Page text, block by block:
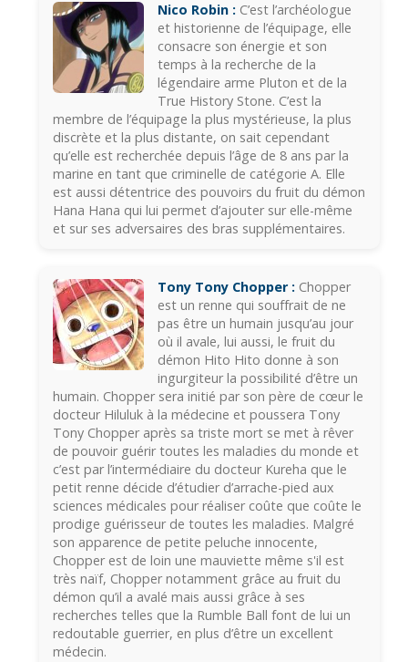
Nico Robin : C’est l’archéologue
et historienne de l’équipage, elle
consacre son énergie et son
temps à la recherche de la
légendaire arme Pluton et de la
True History Stone. C’est la
membre de l’équipage la plus mystérieuse, la plus
discrète et la plus distante, on sait cependant
qu’elle est recherchée depuis l’âge de 8 ans par la
marine en tant que criminelle de catégorie A. Elle
est aussi détentrice des pouvoirs du fruit du démon
Hana Hana qui lui permet d’ajouter sur elle-même
et sur ses adversaires des bras supplémentaires.
Tony Tony Chopper : Chopper
est un renne qui souffrait de ne
pas être un humain jusqu’au jour
où il avale, lui aussi, le fruit du
démon Hito Hito donne à son
ingurgiteur la possibilité d’être un
humain. Chopper sera initié par son père de cœur le
docteur Hiluluk à la médecine et poussera Tony
Tony Chopper après sa triste mort se met à rêver
de pouvoir guérir toutes les maladies du monde et
c’est par l’intermédiaire du docteur Kureha que le
petit renne décide d’étudier d’arrache-pied aux
sciences médicales pour réaliser coûte que coûte le
prodige guérisseur de toutes les maladies. Malgré
son apparence de petite peluche innocente,
Chopper est de loin une mauviette même s'il est
très naïf, Chopper notamment grâce au fruit du
démon qu’il a avalé mais aussi grâce à ses
recherches telles que la Rumble Ball font de lui un
redoutable guerrier, en plus d’être un excellent
médecin.